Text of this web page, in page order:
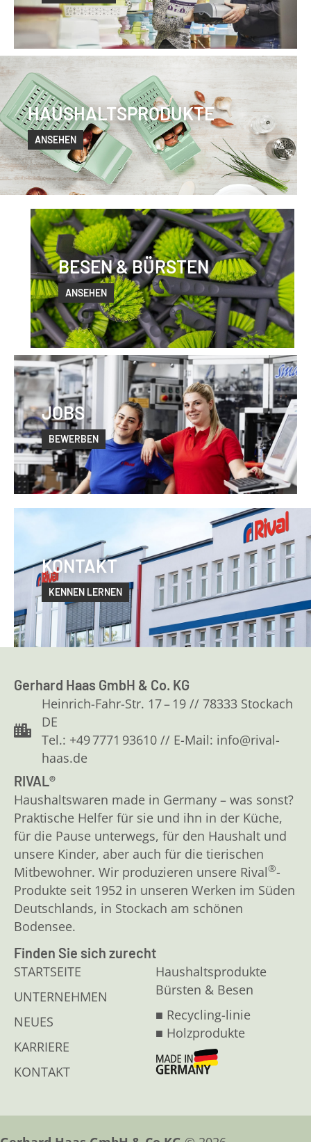
HAUSHALTSPRODUKTE
ANSEHEN
BESEN & BÜRSTEN
ANSEHEN
JOBS
BEWERBEN
KONTAKT
KENNEN LERNEN
Gerhard Haas GmbH & Co. KG
Heinrich-Fahr-Str. 17 – 19 // 78333 Stockach
DE
Tel.: +49 7771 93610 // E-Mail: info@rival-
haas.de
RIVAL®
Haushaltswaren made in Germany – was sonst?
Praktische Helfer für sie und ihn in der Küche,
für die Pause unterwegs, für den Haushalt und
unsere Kinder, aber auch für die tierischen
Mitbewohner. Wir produzieren unsere Rival®-
Produkte seit 1952 in unseren Werken im Süden
Deutschlands, in Stockach am schönen
Bodensee.
Finden Sie sich zurecht
STARTSEITE
UNTERNEHMEN
NEUES
KARRIERE
KONTAKT
Haushaltsprodukte
Bürsten & Besen
■ Recycling-linie
■ Holzprodukte